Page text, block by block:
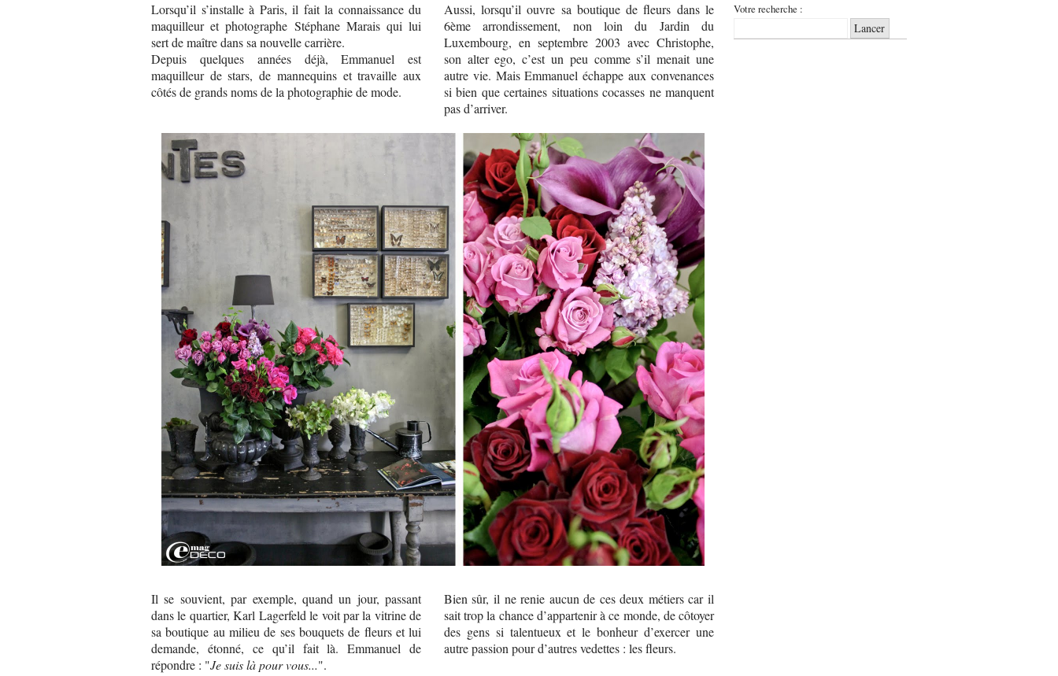
Lorsqu’il s’installe à Paris, il fait la connaissance du
maquilleur et photographe Stéphane Marais qui lui
sert de maître dans sa nouvelle carrière.
Depuis quelques années déjà, Emmanuel est
maquilleur de stars, de mannequins et travaille aux
côtés de grands noms de la photographie de mode.
Aussi, lorsqu’il ouvre sa boutique de fleurs dans le
6ème arrondissement, non loin du Jardin du
Luxembourg, en septembre 2003 avec Christophe,
son alter ego, c’est un peu comme s’il menait une
autre vie. Mais Emmanuel échappe aux convenances
si bien que certaines situations cocasses ne manquent
pas d’arriver.
Il se souvient, par exemple, quand un jour, passant
dans le quartier, Karl Lagerfeld le voit par la vitrine de
sa boutique au milieu de ses bouquets de fleurs et lui
demande, étonné, ce qu’il fait là. Emmanuel de
répondre : "Je suis là pour vous...".
Bien sûr, il ne renie aucun de ces deux métiers car il
sait trop la chance d’appartenir à ce monde, de côtoyer
des gens si talentueux et le bonheur d’exercer une
autre passion pour d’autres vedettes : les fleurs.
Votre recherche :